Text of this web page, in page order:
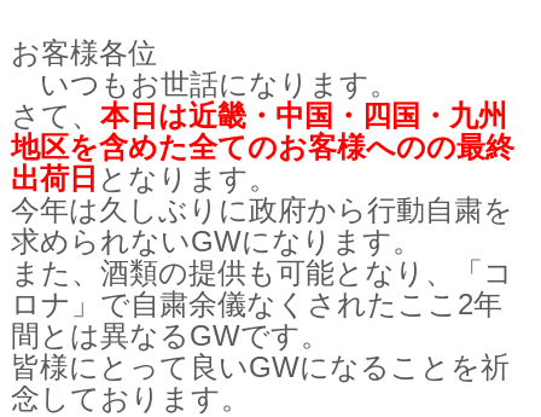
お客様各位
いつもお世話になります。
さて、 本日は近畿・中国・四国・九州
地区を含めた全てのお客様へのの最終
出荷日 となります。
今年は久しぶりに政府から行動自粛を
求められないGWになります。
また、酒類の提供も可能となり、
「コ
ロナ」で自粛余儀なくされたここ2年
間とは異なるGWです。
皆様にとって良いGWになることを祈
念しております。